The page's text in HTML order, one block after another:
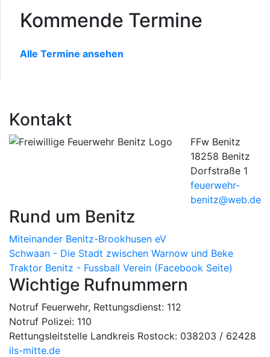
Kommende Termine
Alle Termine ansehen
Kontakt
FFw Benitz
18258 Benitz
Dorfstraße 1
feuerwehr-
benitz@web.de
Rund um Benitz
Miteinander Benitz-Brookhusen eV
Schwaan - Die Stadt zwischen Warnow und Beke
Traktor Benitz - Fussball Verein (Facebook Seite)
Wichtige Rufnummern
Notruf Feuerwehr, Rettungsdienst: 112
Notruf Polizei: 110
Rettungsleitstelle Landkreis Rostock: 038203 / 62428
ils-mitte.de